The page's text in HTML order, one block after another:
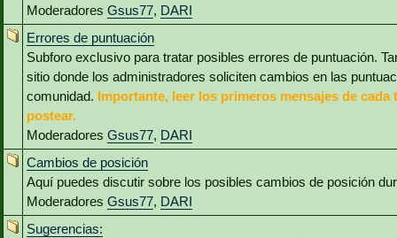
Moderadores Gsus77, DARI
Errores de puntuación
Subforo exclusivo para tratar posibles errores de puntuación.
sitio donde los administradores soliciten cambios en las
comunidad. Importante, leer los primeros mensajes de cada
postear.
Moderadores Gsus77, DARI
Cambios de posición
Aquí puedes discutir sobre los posibles cambios de posición
Moderadores Gsus77, DARI
Sugerencias: